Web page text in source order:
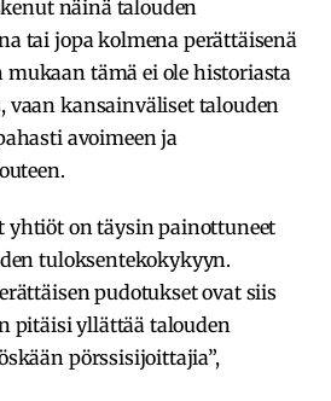
näinä talouden
tai jopa kolmena perättäisenä
mukaan tämä ei ole historiasta
vaan kansainväliset talouden
avoimeen ja
yhtiöt on täysin painottuneet
tuloksentekokykyyn.
pudotukset ovat siis
pitäisi yllättää talouden
pörssisijoittajia”,